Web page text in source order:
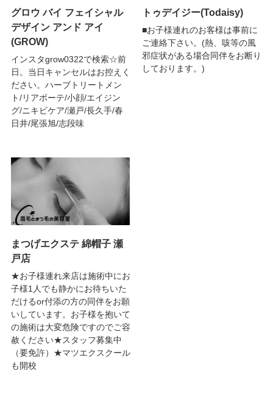
グロウ バイ フェイシャル
デザイン アンド アイ
(GROW)
インスタgrow0322で検索☆前
日。当日キャンセルはお控えく
ださい。ハーブトリートメン
ト/リアボーテ/小顔/エイジン
グ/ニキビケア/瀬戸/長久手/春
日井/尾張旭/志段味
トゥデイジー(Todaisy)
■お子様連れのお客様は事前に
ご連絡下さい。(熱、咳等の風
邪症状がある場合同伴をお断り
しております。)
まつげエクステ 綿帽子 瀬
戸店
★お子様連れ来店は施術中にお
子様1人でも静かにお待ちいた
だけるor付添の方の同伴をお願
いしています。お子様を抱いて
の施術は大変危険ですのでご容
赦ください★スタッフ募集中
（要免許）★マツエクスクール
も開校